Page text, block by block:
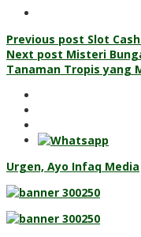
Post
navigation
Previous post Slot
Next post Misteri
Tanaman Tropis yang
Urgen, Ayo Infaq Media